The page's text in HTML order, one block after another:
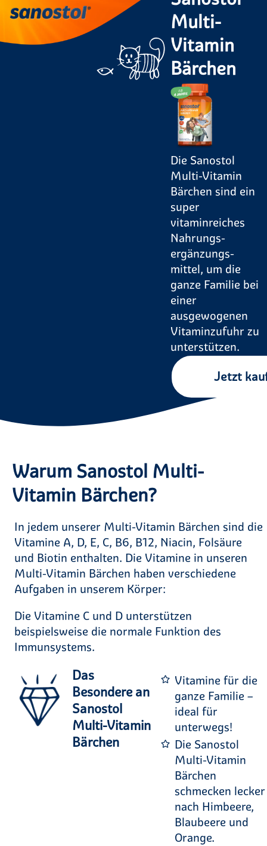
Multi-
Vitamin
Bärchen
Die Sanostol
Multi-Vitamin
Bärchen sind ein
super
vitaminreiches
Nahrungs­
ergänzungs­
mittel, um die
ganze Familie bei
einer
ausgewogenen
Vitaminzufuhr zu
unterstützen.
Jetzt
Warum Sanostol Multi-
Vitamin Bärchen?
In jedem unserer Multi-Vitamin Bärchen sind die
Vitamine A, D, E, C, B6, B12, Niacin, Folsäure
und Biotin enthalten. Die Vitamine in unseren
Multi-Vitamin Bärchen haben verschiedene
Aufgaben in unserem Körper:
Die Vitamine C und D unterstützen
beispielsweise die normale Funktion des
Immunsystems.
Das
Besondere an
Sanostol
Multi-Vitamin
Bärchen
Vitamine für die
ganze Familie –
ideal für
unterwegs!
Die Sanostol
Multi-Vitamin
Bärchen
schmecken lecker
nach Himbeere,
Blaubeere und
Orange.